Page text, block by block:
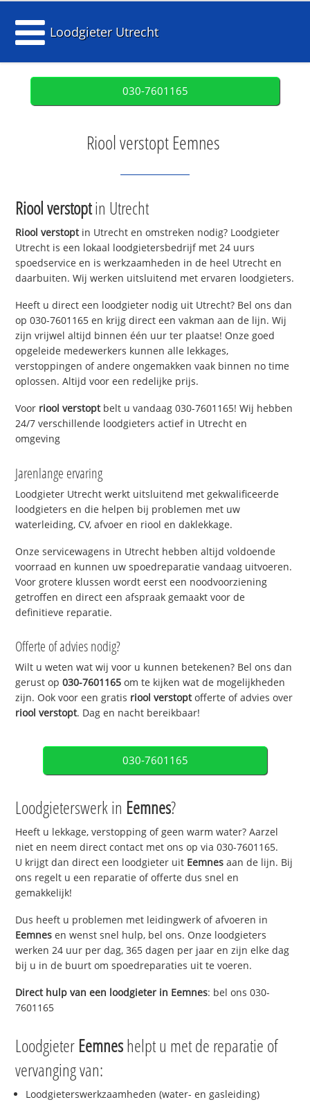
Loodgieter Utrecht
030-7601165
Riool verstopt Eemnes
Riool verstoptin Utrecht
Riool verstoptin Utrecht en omstreken nodig? Loodgieter
Utrecht is een lokaal loodgietersbedrijf met 24 uurs
spoedservice en is werkzaamheden in de heel Utrecht en
daarbuiten. Wij werken uitsluitend met ervaren loodgieters.
Heeft u direct een loodgieter nodig uit Utrecht? Bel ons dan
op 030-7601165 en krijg direct een vakman aan de lijn. Wij
zijn vrijwel altijd binnen één uur ter plaatse! Onze goed
opgeleide medewerkers kunnen alle lekkages,
verstoppingen of andere ongemakken vaak binnen no time
oplossen. Altijd voor een redelijke prijs.
Voor riool verstoptbelt u vandaag 030-7601165! Wij hebben
24/7 verschillende loodgieters actief in Utrecht en
omgeving
Jarenlange ervaring
Loodgieter Utrecht werkt uitsluitend met gekwalificeerde
loodgieters en die helpen bij problemen met uw
waterleiding, CV, afvoer en riool en daklekkage.
Onze servicewagens in Utrecht hebben altijd voldoende
voorraad en kunnen uw spoedreparatie vandaag uitvoeren.
Voor grotere klussen wordt eerst een noodvoorziening
getroffen en direct een afspraak gemaakt voor de
definitieve reparatie.
Offerte of advies nodig?
Wilt u weten wat wij voor u kunnen betekenen? Bel ons dan
gerust op030-7601165 om te kijken wat de mogelijkheden
zijn. Ook voor een gratis riool verstoptofferte of advies over
riool verstopt. Dag en nacht bereikbaar!
030-7601165
Loodgieterswerk in Eemnes?
Heeft u lekkage, verstopping of geen warm water? Aarzel
niet en neem direct contact met ons op via 030-7601165.
U krijgt dan direct een loodgieter uit Eemnes aan de lijn. Bij
ons regelt u een reparatie of offerte dus snel en
gemakkelijk!
Dus heeft u problemen met leidingwerk of afvoeren in
Eemnes en wenst snel hulp, bel ons. Onze loodgieters
werken 24 uur per dag, 365 dagen per jaar en zijn elke dag
bij u in de buurt om spoedreparaties uit te voeren.
Direct hulp van een loodgieter in Eemnes: bel ons 030-
7601165
Loodgieter Eemneshelpt u met de reparatie of
vervanging van:
Loodgieterswerkzaamheden (water- en gasleiding)